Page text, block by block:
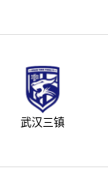
武汉三镇